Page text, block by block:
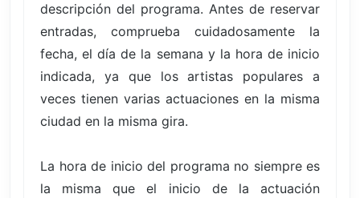
descripción del programa. Antes de reservar
entradas, comprueba cuidadosamente la
fecha, el día de la semana y la hora de inicio
indicada, ya que los artistas populares a
veces tienen varias actuaciones en la misma
ciudad en la misma gira.
La hora de inicio del programa no siempre es
la misma que el inicio de la actuación